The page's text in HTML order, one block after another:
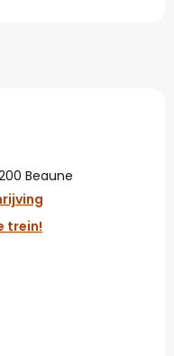
Beaune
trein!